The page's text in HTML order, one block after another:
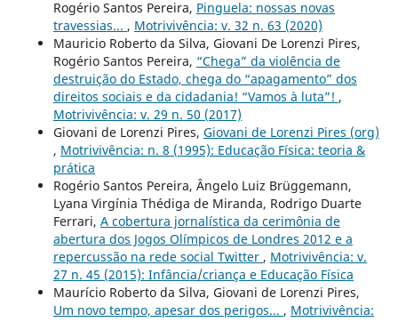
Rogério Santos Pereira, Pinguela: nossas novas
travessias... , Motrivivência: v. 32 n. 63 (2020)
Mauricio Roberto da Silva, Giovani De Lorenzi Pires,
Rogério Santos Pereira, “Chega” da violência de
destruição do Estado, chega do “apagamento” dos
direitos sociais e da cidadania! “Vamos à luta”! ,
Motrivivência: v. 29 n. 50 (2017)
Giovani de Lorenzi Pires, Giovani de Lorenzi Pires (org)
, Motrivivência: n. 8 (1995): Educação Física: teoria &
prática
Rogério Santos Pereira, Ângelo Luiz Brüggemann,
Lyana Virgínia Thédiga de Miranda, Rodrigo Duarte
Ferrari, A cobertura jornalística da cerimônia de
abertura dos Jogos Olímpicos de Londres 2012 e a
repercussão na rede social Twitter , Motrivivência: v.
27 n. 45 (2015): Infância/criança e Educação Física
Maurício Roberto da Silva, Giovani de Lorenzi Pires,
Um novo tempo, apesar dos perigos... , Motrivivência: